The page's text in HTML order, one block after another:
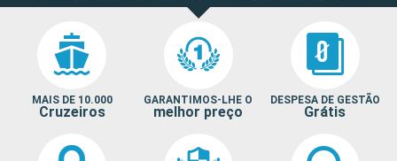
MAIS DE 10.000
Cruzeiros
GARANTIMOS-LHE O
melhor preço
DESPESA DE GESTÃO
Grátis